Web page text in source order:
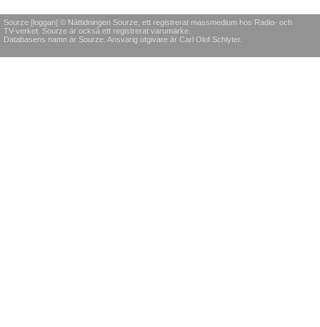
Sourze [loggan] © Nättidningen Sourze, ett registrerat massmedium hos Radio- och
TV-verket. Sourze är också ett registrerat varumärke.
Databasens namn är Sourze. Ansvarig utgivare är Carl Olof Schlyter.